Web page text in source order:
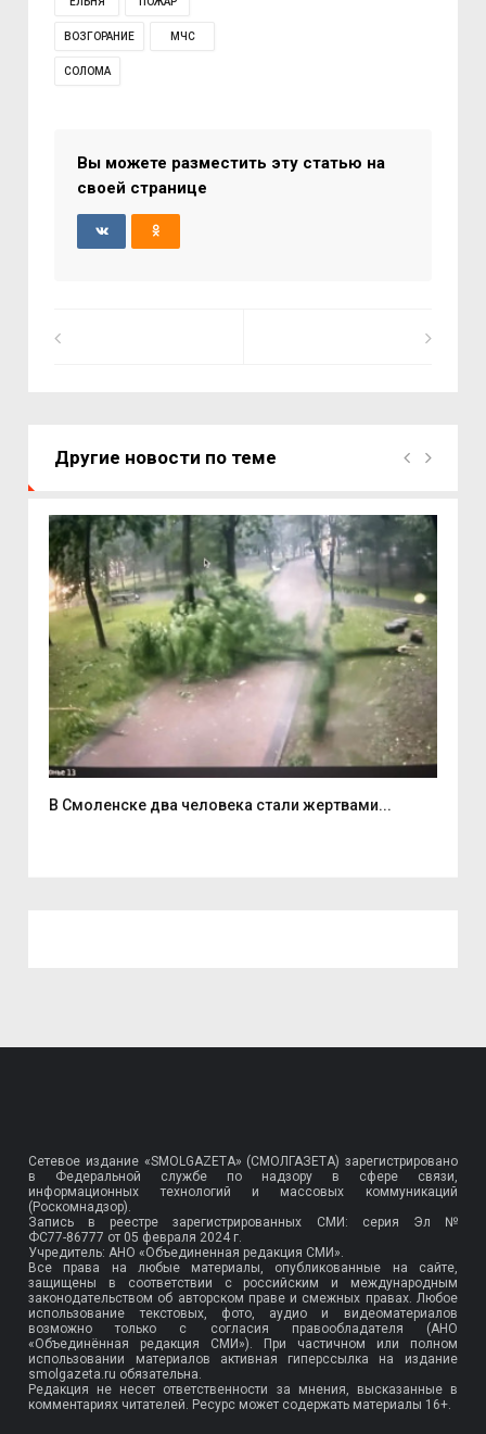
ВОЗГОРАНИЕ МЧС
СОЛОМА
Вы можете разместить эту статью на
своей странице
Другие новости по теме
В Смоленске два человека стали жертвами...
Сетевое издание «SMOLGAZETA» (СМОЛГАЗЕТА) зарегистрировано
в Федеральной службе по надзору в сфере связи,
информационных технологий и массовых коммуникаций
(Роскомнадзор).
Запись в реестре зарегистрированных СМИ: серия Эл №
ФС77-86777 от 05 февраля 2024 г.
Учредитель: АНО «Объединенная редакция СМИ».
Все права на любые материалы, опубликованные на сайте,
защищены в соответствии с российским и международным
законодательством об авторском праве и смежных правах. Любое
использование текстовых, фото, аудио и видеоматериалов
возможно только с согласия правообладателя (АНО
«Объединённая редакция СМИ»). При частичном или полном
использовании материалов активная гиперссылка на издание
smolgazeta.ru обязательна.
Редакция не несет ответственности за мнения, высказанные в
комментариях читателей. Ресурс может содержать материалы 16+.